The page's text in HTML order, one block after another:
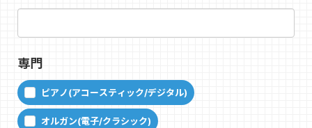
専門
ピアノ(アコースティック/デジタル)
オルガン(電子/クラシック)